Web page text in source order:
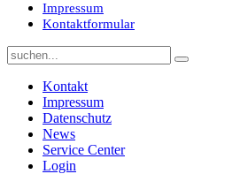
Impressum
Kontaktformular
Kontakt
Impressum
Datenschutz
News
Service Center
Login